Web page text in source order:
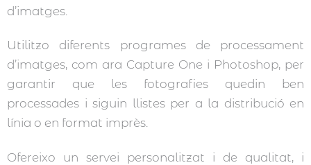
d’imatges.
Utilitzo diferents programes de processament
d’imatges, com ara Capture One i Photoshop, per
garantir que les fotografies quedin ben
processades i siguin llistes per a la distribució en
línia o en format imprès.
Ofereixo un servei personalitzat i de qualitat, i